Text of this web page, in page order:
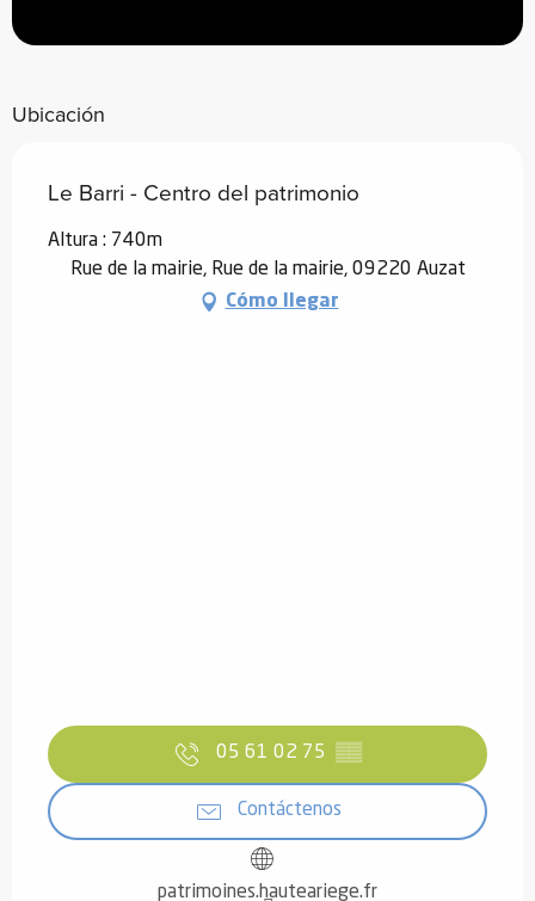
Ubicación
Le Barri - Centro del patrimonio
Altura : 740m
Rue de la mairie, Rue de la mairie, 09220 Auzat
Cómo llegar
05 61 02 75 ▒▒
Contáctenos
patrimoines.hauteariege.fr